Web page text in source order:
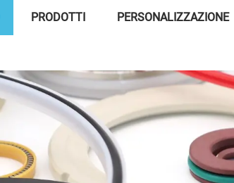
PRODOTTI PERSONALIZZAZIONE